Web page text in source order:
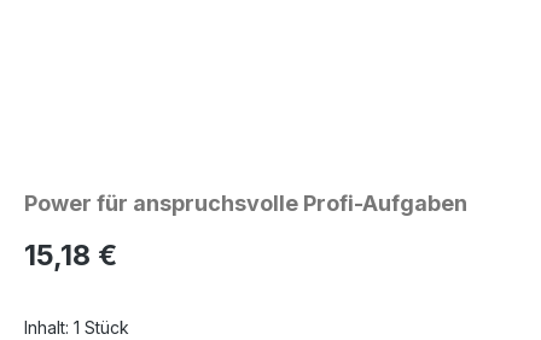
Power für anspruchsvolle Profi-Aufgaben
Regulärer Preis:
15,18 €
Inhalt: 1 Stück